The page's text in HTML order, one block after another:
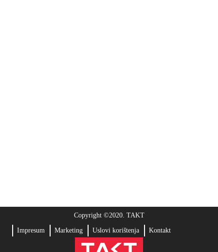
Copyright ©2020. TAKT
Impresum Marketing Uslovi korištenja Kontakt